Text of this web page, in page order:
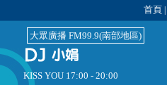
首頁
大眾廣播 FM99.9(南部地區)
KISS YOU 17:00 - 20:00